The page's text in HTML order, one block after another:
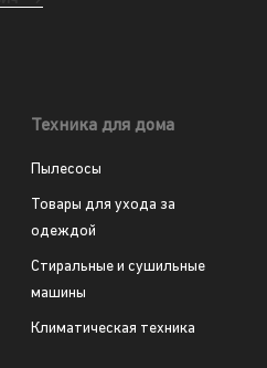
Техника для дома
Пылесосы
Товары для ухода за
одеждой
Стиральные и сушильные
машины
Климатическая техника